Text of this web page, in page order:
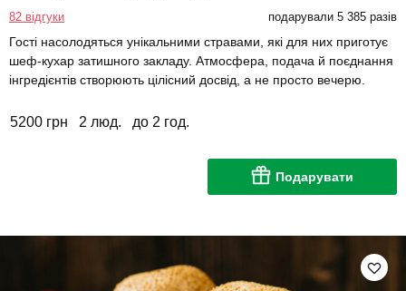
82 відгуки подарували 5 385 разів
Гості насолодяться унікальними стравами, які для них приготує
шеф-кухар затишного закладу. Атмосфера, подача й поєднання
інгредієнтів створюють цілісний досвід, а не просто вечерю.
5200 грн 2 люд. до 2 год.
Подарувати